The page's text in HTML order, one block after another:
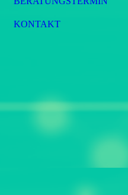
KONTAKT